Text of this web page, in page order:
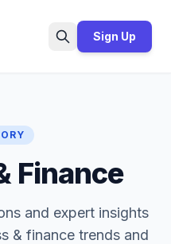
Sign Up
Finance
and expert insights
& finance trends and